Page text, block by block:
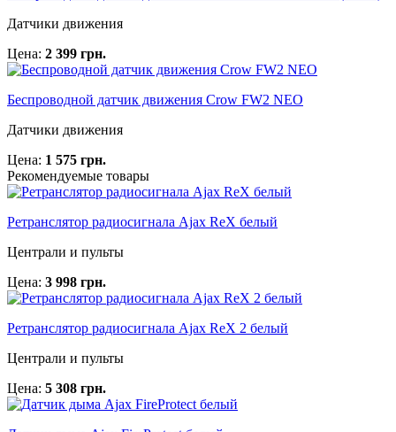
Датчики движения
Цена: 2 399 грн.
Беспроводной датчик движения Crow FW2 NEO
Датчики движения
Цена: 1 575 грн.
Рекомендуемые товары
Ретранслятор радиосигнала Ajax ReX белый
Централи и пульты
Цена: 3 998 грн.
Ретранслятор радиосигнала Ajax ReX 2 белый
Централи и пульты
Цена: 5 308 грн.